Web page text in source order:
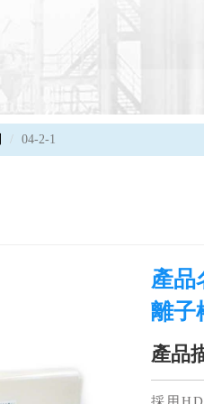
04-2-1
產品
離子
產品